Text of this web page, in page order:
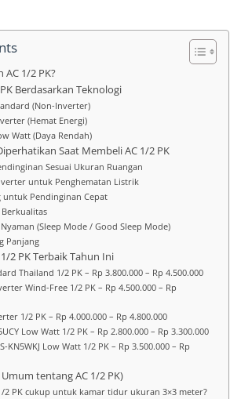
1/2 PK?
PK Berdasarkan Teknologi
(Non-Inverter)
(Hemat Energi)
Watt (Daya Rendah)
Saat Membeli AC 1/2 PK
Sesuai Ukuran Ruangan
untuk Penghematan Listrik
untuk Pendinginan Cepat
(Sleep Mode / Good Sleep Mode)
Panjang
2 PK Terbaik Tahun Ini
Thailand 1/2 PK – Rp 3.800.000 – Rp 4.500.000
Wind-Free 1/2 PK – Rp 4.500.000 – Rp
1/2 PK – Rp 4.000.000 – Rp 4.800.000
Low Watt 1/2 PK – Rp 2.800.000 – Rp 3.300.000
KN5WKJ Low Watt 1/2 PK – Rp 3.500.000 – Rp
tentang AC 1/2 PK)
2 PK cukup untuk kamar tidur ukuran 3×3 meter?